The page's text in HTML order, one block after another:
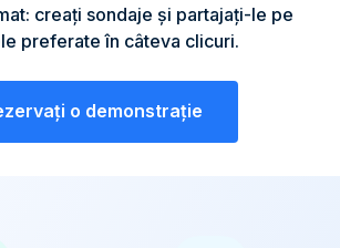
creați sondaje și partajați-le pe
preferate în câteva clicuri.
o demonstrație